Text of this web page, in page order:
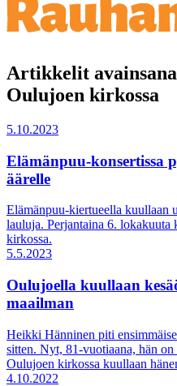
Artikkelit
Oulujoen kirkossa
5.10.2023
Elämänpuu-konsertissa
äärelle
Elämänpuu-kiertueella kuullaan
lauluja. Perjantaina 6. lokakuuta
kirkossa.
5.5.2023
Oulujoella kuullaan
maailman
Heikki Hänninen piti
sitten. Nyt, 81-vuotiaana, hän
Oulujoen kirkossa kuullaan
4.10.2022